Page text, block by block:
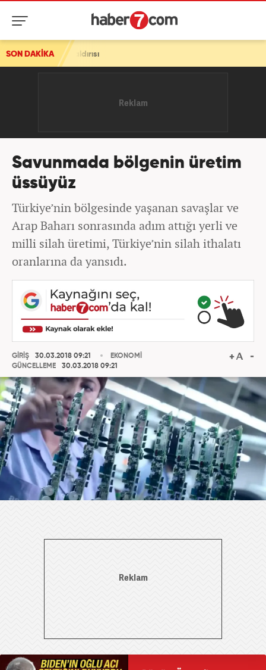
SON DAKİKA
saldırısı
Savunmada bölgenin üretim
üssüyüz
Türkiye’nin bölgesinde yaşanan savaşlar ve
Arap Baharı sonrasında adım attığı yerli ve
milli silah üretimi, Türkiye’nin silah ithalatı
oranlarına da yansıdı.
GİRİŞ
30.03.2018 09:21
GÜNCELLEME
30.03.2018 09:21
EKONOMİ